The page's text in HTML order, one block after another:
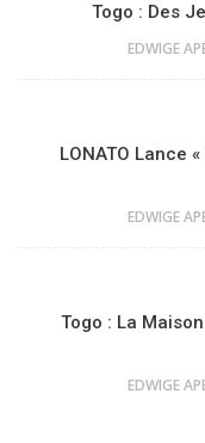
Togo : Des
EDWIGE
LONATO Lance
EDWIGE
Togo : La
EDWIGE